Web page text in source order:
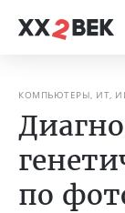
КОМПЬЮТЕРЫ, ИТ,
по